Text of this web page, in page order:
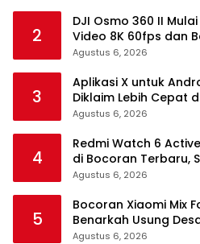
2
DJI Osmo 360 II
Video 8K 60fps dan
Agustus 6, 2026
3
Aplikasi X untuk
Diklaim Lebih Cepat
Agustus 6, 2026
4
Redmi Watch 6
di Bocoran Terbaru,
Agustus 6, 2026
5
Bocoran Xiaomi Mix
Benarkah Usung
Agustus 6, 2026